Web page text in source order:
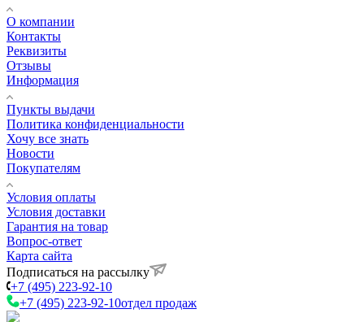
О компании
Контакты
Реквизиты
Отзывы
Информация
Пункты выдачи
Политика конфиденциальности
Хочу все знать
Новости
Покупателям
Условия оплаты
Условия доставки
Гарантия на товар
Вопрос-ответ
Карта сайта
Подписаться на рассылку
+7 (495) 223-92-10
+7 (495) 223-92-10отдел продаж